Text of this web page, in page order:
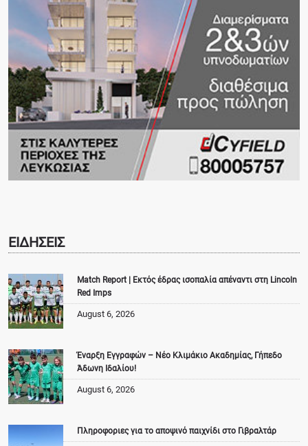
ΕΙΔΗΣΕΙΣ
Match Report | Εκτός έδρας ισοπαλία απέναντι στη Lincoln
Red Imps
August 6, 2026
Έναρξη Εγγραφών – Νέο Κλιμάκιο Ακαδημίας, Γήπεδο
Άδωνη Ιδαλίου!
August 6, 2026
Πληροφοριες για το αποψινό παιχνίδι στο Γιβραλτάρ